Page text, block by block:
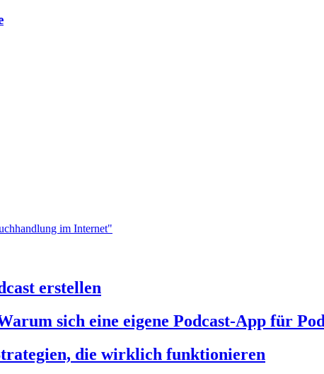
erstellen
sich eine eigene Podcast-App für
die wirklich funktionieren